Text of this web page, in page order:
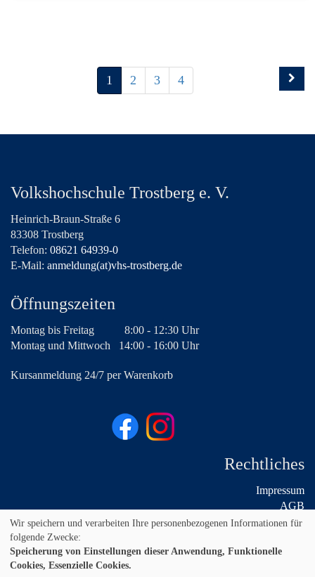
1 2 3 4
Volkshochschule Trostberg e. V.
Heinrich-Braun-Straße 6
83308 Trostberg
Telefon: 08621 64939-0
E-Mail: anmeldung(at)vhs-trostberg.de
Öffnungszeiten
Montag bis Freitag
8:00 - 12:30 Uhr
Montag und Mittwoch 14:00 - 16:00 Uhr
Kursanmeldung 24/7 per Warenkorb
Rechtliches
Impressum
AGB
Widerruf
Wir speichern und verarbeiten Ihre personenbezogenen Informationen für
folgende Zwecke:
Speicherung von Einstellungen dieser Anwendung, Funktionelle
Cookies, Essenzielle Cookies.